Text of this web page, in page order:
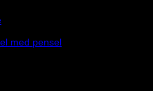
med pensel